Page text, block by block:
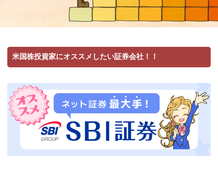
米国株投資家にオススメしたい証券会社！！